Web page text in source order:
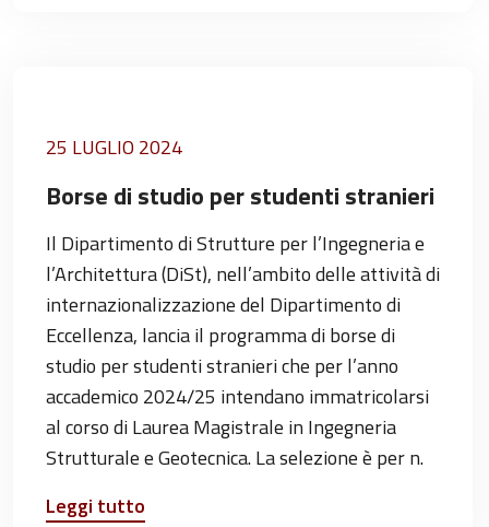
25 LUGLIO 2024
Borse di studio per studenti stranieri
Il Dipartimento di Strutture per l’Ingegneria e
l’Architettura (DiSt), nell’ambito delle attività di
internazionalizzazione del Dipartimento di
Eccellenza, lancia il programma di borse di
studio per studenti stranieri che per l’anno
accademico 2024/25 intendano immatricolarsi
al corso di Laurea Magistrale in Ingegneria
Strutturale e Geotecnica. La selezione è per n.
Leggi tutto